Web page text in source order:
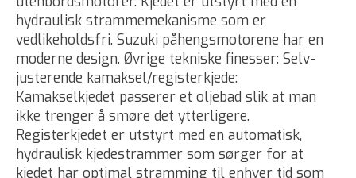
hydraulisk strammemekanisme som er
vedlikeholdsfri. Suzuki påhengsmotorene har en
moderne design. Øvrige tekniske finesser: Selv-
justerende kamaksel/registerkjede:
Kamakselkjedet passerer et oljebad slik at man
ikke trenger å smøre det ytterligere.
Registerkjedet er utstyrt med en automatisk,
hydraulisk kjedestrammer som sørger for at
kjedet har optimal stramming til enhver tid som